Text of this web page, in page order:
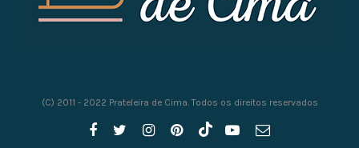
(C) 2011 - 2022 Prateleira de Cima. Todos os direitos reservados